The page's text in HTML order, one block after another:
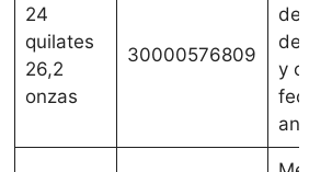
24
quilates
26,2
onzas
30000576809
del 1
de
y
fecha